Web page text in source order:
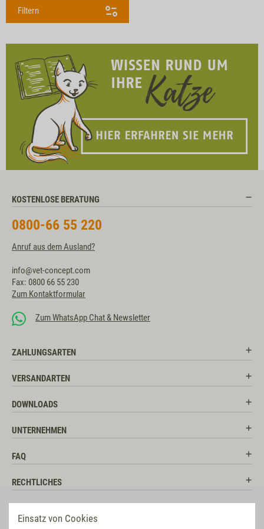
Einsatz von Cookies
Filtern
KOSTENLOSE BERATUNG
0800-66 55 220
Anruf aus dem Ausland?
info@vet-concept.com
Fax: 0800 66 55 230
Zum Kontaktformular
Zum WhatsApp Chat & Newsletter
ZAHLUNGSARTEN
VERSANDARTEN
DOWNLOADS
UNTERNEHMEN
FAQ
RECHTLICHES